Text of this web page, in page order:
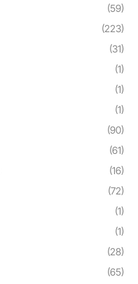
(59)
(223)
(31)
(1)
(1)
(1)
(90)
(61)
(16)
(72)
(1)
(1)
(28)
(65)